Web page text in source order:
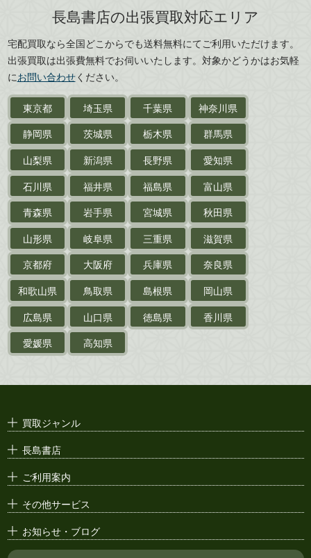
刀剣・鎧・甲冑
武道書・武術書
近代文学・
サイン色紙
作家草稿・原稿・肉筆物
探偵小説・推理小説
乗物
鉄道・
電車・バス
戦前・戦中の紙物・資料
絵葉書
支那・満洲・朝鮮・
台湾関係古資料
ポスター・チラシ・
島根県
岡山県
徳島県
香川県
愛媛県
長島書店の出張買取対応エリア
宅配買取なら全国どこからでも送料無料にてご利用いただけます。
出張買取は出張費無料でお伺いいたします。対象かどうかはお気軽
にお問い合わせください。
東京都 埼玉県 千葉県
神奈川県
静岡県
茨城県 栃木県
群馬県
山梨県
新潟県 長野県
愛知県
石川県
福井県 福島県
富山県
青森県
岩手県 宮城県
秋田県
山形県
岐阜県 三重県
滋賀県
京都府
大阪府 兵庫県
奈良県
和歌山県
鳥取県 島根県
岡山県
広島県
山口県 徳島県
香川県
愛媛県
高知県
買取ジャンル
長島書店
ご利用案内
その他サービス
お知らせ・ブログ